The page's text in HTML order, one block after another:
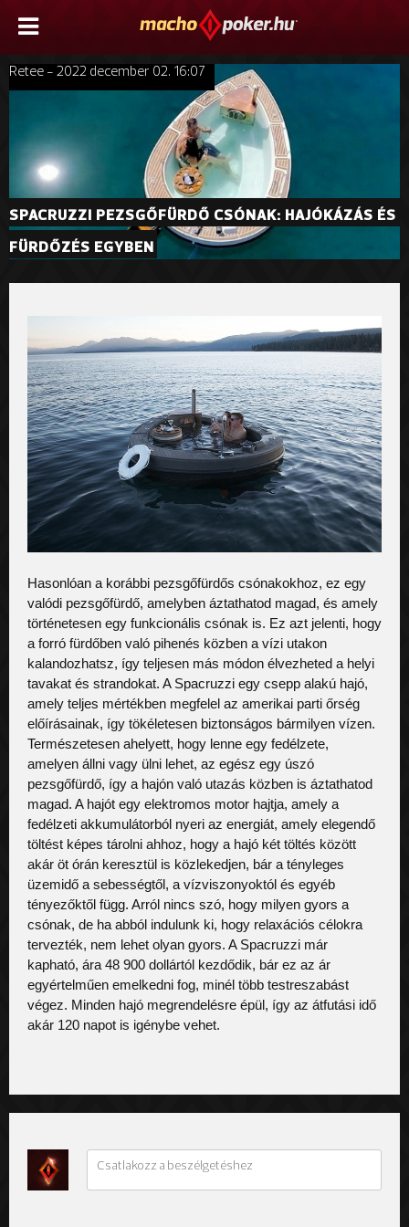
SPACRUZZI PEZSGŐFÜRDŐ CSÓNAK: HAJÓKÁZÁS ÉS
FÜRDŐZÉS EGYBEN
Retee - 2022 december 02. 16:07
Hasonlóan a korábbi pezsgőfürdős csónakokhoz, ez egy
valódi pezsgőfürdő, amelyben áztathatod magad, és amely
történetesen egy funkcionális csónak is. Ez azt jelenti, hogy
a forró fürdőben való pihenés közben a vízi utakon
kalandozhatsz, így teljesen más módon élvezheted a helyi
tavakat és strandokat. A Spacruzzi egy csepp alakú hajó,
amely teljes mértékben megfelel az amerikai parti őrség
előírásainak, így tökéletesen biztonságos bármilyen vízen.
Természetesen ahelyett, hogy lenne egy fedélzete,
amelyen állni vagy ülni lehet, az egész egy úszó
pezsgőfürdő, így a hajón való utazás közben is áztathatod
magad. A hajót egy elektromos motor hajtja, amely a
fedélzeti akkumulátorból nyeri az energiát, amely elegendő
töltést képes tárolni ahhoz, hogy a hajó két töltés között
akár öt órán keresztül is közlekedjen, bár a tényleges
üzemidő a sebességtől, a vízviszonyoktól és egyéb
tényezőktől függ. Arról nincs szó, hogy milyen gyors a
csónak, de ha abból indulunk ki, hogy relaxációs célokra
tervezték, nem lehet olyan gyors. A Spacruzzi már
kapható, ára 48 900 dollártól kezdődik, bár ez az ár
egyértelműen emelkedni fog, minél több testreszabást
végez. Minden hajó megrendelésre épül, így az átfutási idő
akár 120 napot is igénybe vehet.